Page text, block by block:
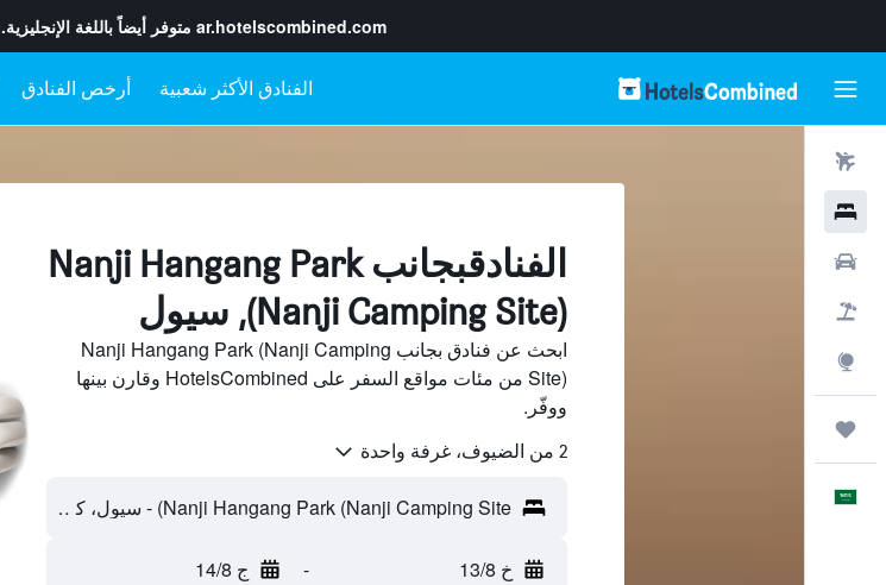
ar.hotelscombined.com متوفر أيضاً باللغة الإنجليزية.
أرخص الفنادق
الفنادقبجانب Nanji Hangang Park
(Nanji Camping Site), سيول
ابحث عن فنادق بجانب Nanji Hangang Park (Nanji Camping
Site) من مئات مواقع السفر على HotelsCombined وقارن بينها
ووفّر.
2 من الضيوف، غرفة واحدة
خ 13/8 - ج 14/8